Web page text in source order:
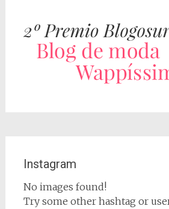
Instagram
No images found!
Try some other hashtag or